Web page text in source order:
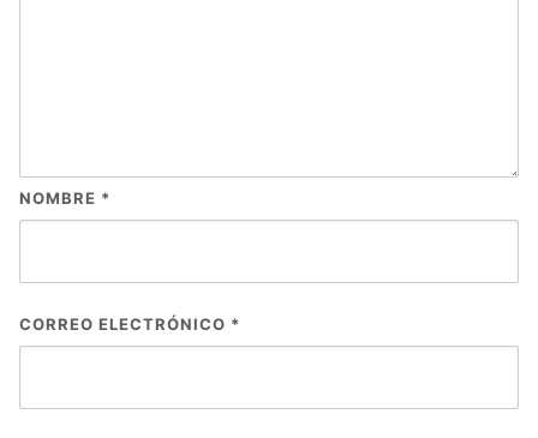
NOMBRE *
CORREO ELECTRÓNICO *